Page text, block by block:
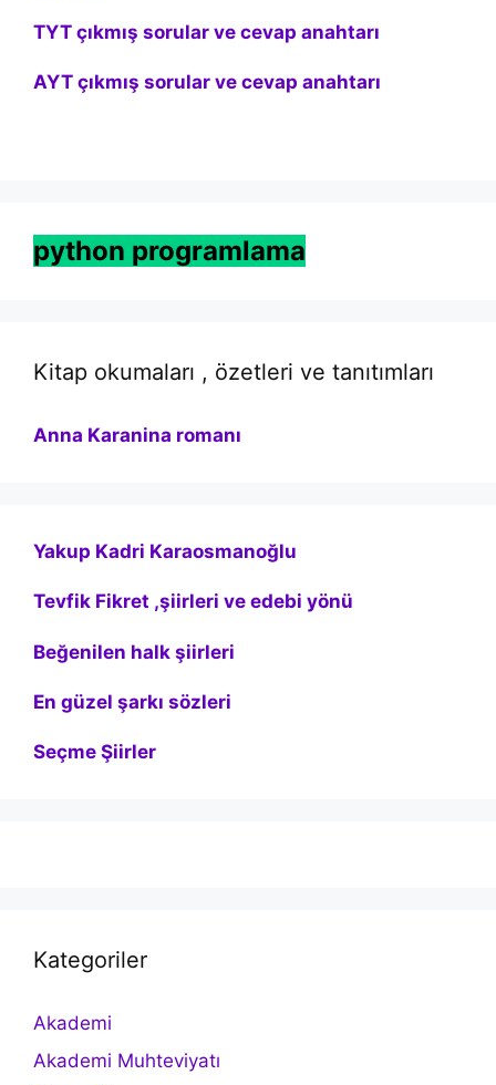
TYT çıkmış sorular ve cevap anahtarı
AYT çıkmış sorular ve cevap anahtarı
python programlama
Kitap okumaları , özetleri ve tanıtımları
Anna Karanina romanı
Yakup Kadri Karaosmanoğlu
Tevfik Fikret ,şiirleri ve edebi yönü
Beğenilen halk şiirleri
En güzel şarkı sözleri
Seçme Şiirler
Kategoriler
Akademi
Akademi Muhteviyatı